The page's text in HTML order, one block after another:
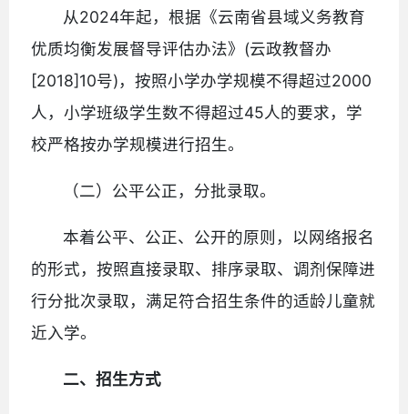
从2024年起，根据《云南省县域义务教育
优质均衡发展督导评估办法》(云政教督办
[2018]10号)，按照小学办学规模不得超过2000
人，小学班级学生数不得超过45人的要求，学
校严格按办学规模进行招生。
（二）公平公正，分批录取。
本着公平、公正、公开的原则，以网络报名
的形式，按照直接录取、排序录取、调剂保障进
行分批次录取，满足符合招生条件的适龄儿童就
近入学。
二、招生方式